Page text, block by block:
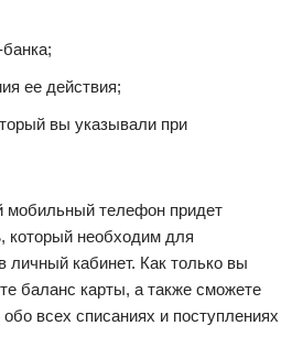
ее действия;
вы указывали при
мобильный телефон придет
, который необходим для
личный кабинет. Как только вы
баланс карты, а также сможете
всех списаниях и поступлениях